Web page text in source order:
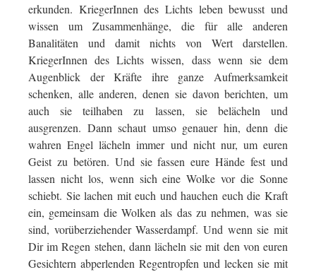
erkunden. KriegerInnen des Lichts leben bewusst und
wissen um Zusammenhänge, die für alle anderen
Banalitäten und damit nichts von Wert darstellen.
KriegerInnen des Lichts wissen, dass wenn sie dem
Augenblick der Kräfte ihre ganze Aufmerksamkeit
schenken, alle anderen, denen sie davon berichten, um
auch sie teilhaben zu lassen, sie belächeln und
ausgrenzen. Dann schaut umso genauer hin, denn die
wahren Engel lächeln immer und nicht nur, um euren
Geist zu betören. Und sie fassen eure Hände fest und
lassen nicht los, wenn sich eine Wolke vor die Sonne
schiebt. Sie lachen mit euch und hauchen euch die Kraft
ein, gemeinsam die Wolken als das zu nehmen, was sie
sind, vorüberziehender Wasserdampf. Und wenn sie mit
Dir im Regen stehen, dann lächeln sie mit den von euren
Gesichtern abperlenden Regentropfen und lecken sie mit